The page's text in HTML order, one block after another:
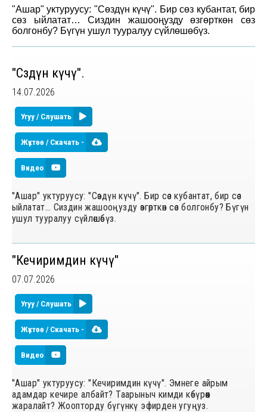
"Ашар" уктуруусу: "Сөздүн күчү". Бир сөз кубантат, бир
сөз ыйлатат… Сиздин жашооңузду өзгөрткөн сөз
болгонбу? Бүгүн ушул тууралуу сүйлөшөбүз.
"Сөздүн күчү".
14.07.2026
Угуу / Слушать
Жүктөө / Скачать -
Видео
"Ашар" уктуруусу: "Сөздүн күчү". Бир сөз кубантат, бир сөз
ыйлатат… Сиздин жашооңузду өзгөрткөн сөз болгонбу? Бүгүн
ушул тууралуу сүйлөшөбүз.
"Кечиримдин күчү"
07.07.2026
Угуу / Слушать
Жүктөө / Скачать -
Видео
"Ашар" уктуруусу: "Кечиримдин күчү". Эмнеге айрым
адамдар кечире албайт? Таарыныч кимди көбүрөөк
жаралайт? Жоопторду бүгүнкү эфирден угуңуз.